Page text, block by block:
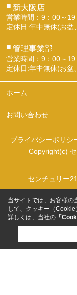
■ 新大阪店
営業時間：9：00～
定休日:年中無休(お盆
■ 管理事業部
営業時間：9：00～
定休日:年中無休(お盆
ホーム
お問い合わせ
プライバシーポリシ
Copyright(c)
センチュリー
当サイトでは、お客様の
して、クッキー（Cookie
詳しくは、当社の 「